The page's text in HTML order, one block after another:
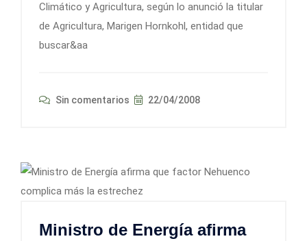
Climático y Agricultura, según lo anunció la titular
de Agricultura, Marigen Hornkohl, entidad que
buscar&aa
Sin comentarios 22/04/2008
Ministro de Energía afirma